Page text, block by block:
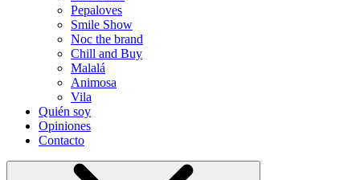
Pepaloves
Smile Show
Noc the brand
Chill and Buy
Malalá
Animosa
Vila
Quién soy
Opiniones
Contacto